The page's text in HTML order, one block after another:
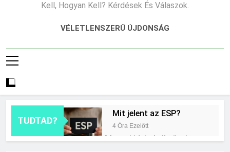
Kell, Hogyan Kell? Kérdések És Válaszok.
VÉLETLENSZERŰ ÚJDONSÁG
TUDTAD?
Mit jelent az ESP?
4 Óra Ezelőtt
Mennyi ideig kell sütni a